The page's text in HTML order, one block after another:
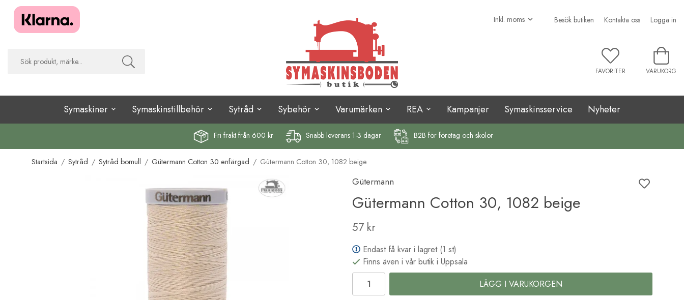
Besök butiken Kontakta oss Logga in
FAVORITER VARUKORG
Symaskiner Symaskinstillbehör Sytråd Sybehör Varumärken REA Kampanjer Symaskinsservice Nyheter
Fri fraktfrån 600 kr Snabb leverans 1-3 dagar B2B för företag och skolor
Startsida / Sytråd / Sytråd bomull / Gütermann Cotton 30 enfärgad / Gütermann Cotton 30, 1082 beige
Gütermann
Gütermann Cotton 30, 1082 beige
57 kr
Endast få kvar i lagret (1 st)
Finns även i vår butik i Uppsala
LÄGG I VARUKORGEN